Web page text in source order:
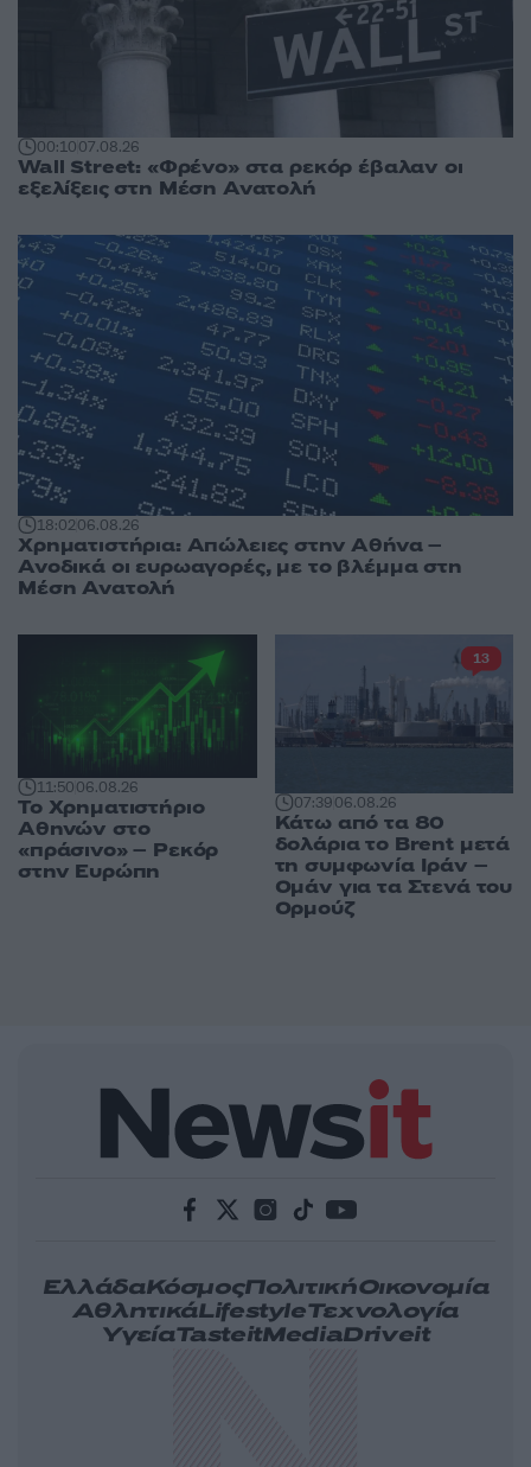
00:1007.08.26
Wall Street: «Φρένο» στα ρεκόρ έβαλαν οι
εξελίξεις στη Μέση Ανατολή
18:0206.08.26
Χρηματιστήρια: Απώλειες στην Αθήνα –
Ανοδικά οι ευρωαγορές, με το βλέμμα στη
Μέση Ανατολή
11:5006.08.26
Το Χρηματιστήριο
Αθηνών στο
«πράσινο» – Ρεκόρ
στην Ευρώπη
07:3906.08.26
Κάτω από τα 80
δολάρια το Brent μετά
τη συμφωνία Ιράν –
Ομάν για τα Στενά του
Ορμούζ
13
ΕλλάδαΚόσμοςΠολιτικήΟικονομία
ΑθλητικάLifestyleΤεχνολογία
ΥγείαTasteitMediaDriveit